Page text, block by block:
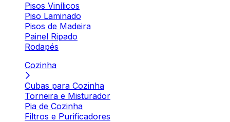
Pisos Vinílicos
Piso Laminado
Pisos de Madeira
Painel Ripado
Rodapés
Cozinha
Cubas para Cozinha
Torneira e Misturador
Pia de Cozinha
Filtros e Purificadores